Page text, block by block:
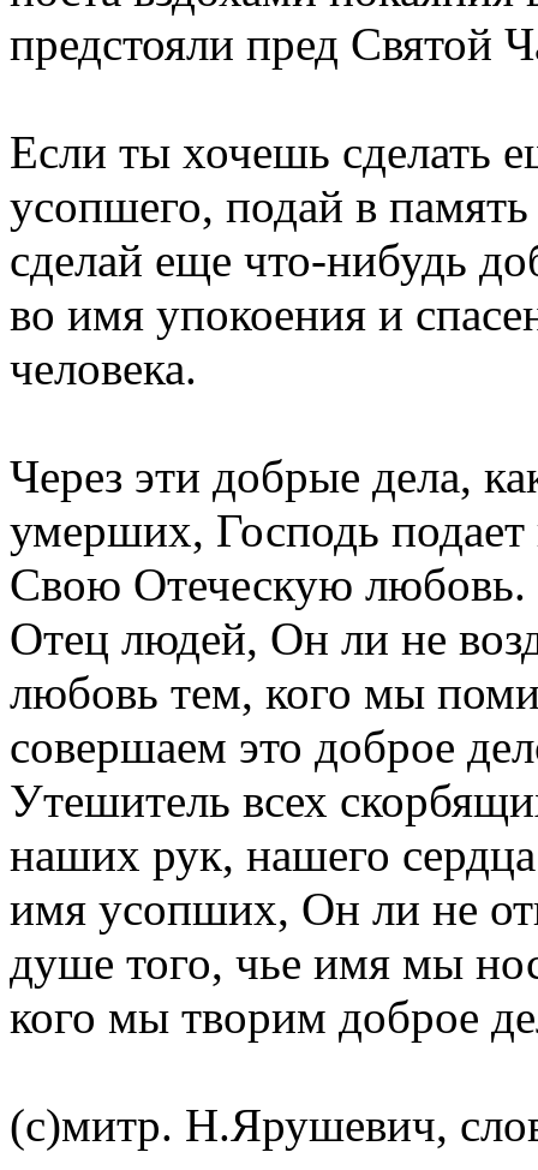
предстояли пред Святой
Если ты хочешь сделать
усопшего, подай в
сделай еще что-нибудь
во имя упокоения и
человека.
Через эти добрые дела,
умерших, Господь
Свою Отеческую
Отец людей, Он ли не
любовь тем, кого мы
совершаем это доброе
Утешитель всех
наших рук, нашего
имя усопших, Он ли не
душе того, чье имя мы
кого мы творим доброе
(с)митр. Н.Ярушевич,